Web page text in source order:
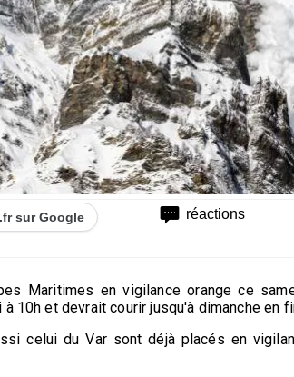
réactions
sur Google
Maritimes en vigilance orange ce
10h et devrait courir jusqu'à dimanche en
celui du Var sont déjà placés en